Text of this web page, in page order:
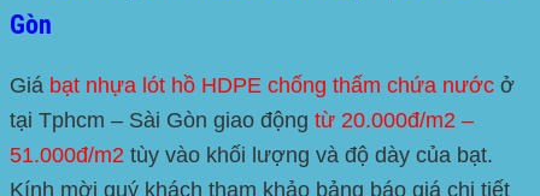
Gòn
Giá bạt nhựa lót hồ HDPE chống thấm chứa nước ở
tại Tphcm – Sài Gòn giao động từ 20.000đ/m2 –
51.000đ/m2 tùy vào khối lượng và độ dày của bạt.
Kính mời quý khách tham khảo bảng báo giá chi tiết